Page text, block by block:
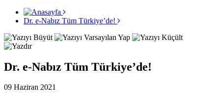
Dr. e-Nabız Tüm Türkiye’de!
Dr. e-Nabız Tüm Türkiye’de!
09 Haziran 2021